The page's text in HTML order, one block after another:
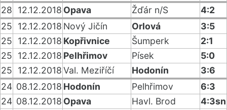
28
12.12.2018 Opava Žďár n/S
4:2
25
12.12.2018 Nový Jičín Orlová
3:5
25
12.12.2018 Kopřivnice Šumperk
2:1
25
12.12.2018 Pelhřimov Písek
5:0
25
12.12.2018Val. Meziříčí Hodonín
3:6
24 08.12.2018 Hodonín Pelhřimov
6:3
24 08.12.2018 Opava Havl. Brod
4:3sn